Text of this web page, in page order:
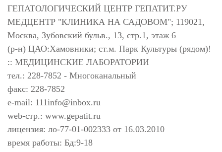
ГЕПАТОЛОГИЧЕСКИЙ ЦЕНТР ГЕПАТИТ.РУ
МЕДЦЕНТР "КЛИНИКА НА САДОВОМ"; 119021,
Москва, Зубовский бульв., 13, стр.1, этаж 6
(р-н) ЦАО:Хамовники; ст.м. Парк Культуры (рядом)!
:: МЕДИЦИНСКИЕ ЛАБОРАТОРИИ
тел.: 228-7852 - Многоканальный
факс: 228-7852
e-mail: 111info@inbox.ru
web-стр.: www.gepatit.ru
лицензия: ло-77-01-002333 от 16.03.2010
время работы: Бд:9-18